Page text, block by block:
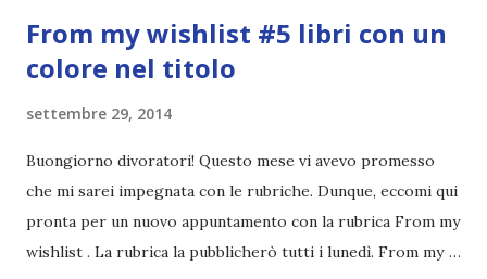
From my wishlist #5 libri con un
colore nel titolo
settembre 29, 2014
Buongiorno divoratori! Questo mese vi avevo promesso
che mi sarei impegnata con le rubriche. Dunque, eccomi qui
pronta per un nuovo appuntamento con la rubrica From my
wishlist . La rubrica la pubblicherò tutti i lunedì. From my